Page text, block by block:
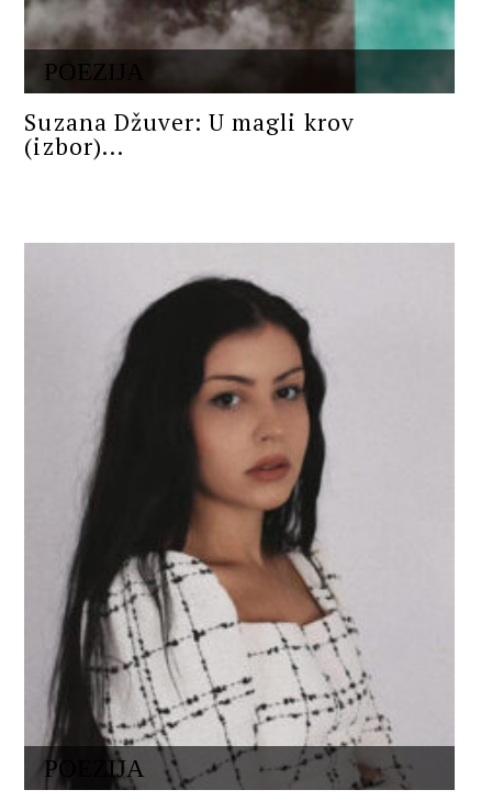
POEZIJA
Suzana Džuver: U magli krov
(izbor)...
POEZIJA